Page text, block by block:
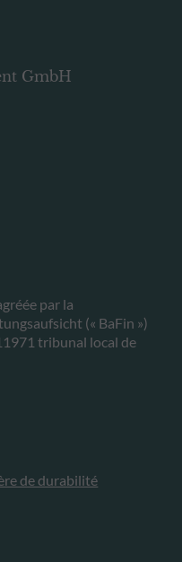
GmbH
par la
(« BaFin »)
tribunal local de
de durabilité